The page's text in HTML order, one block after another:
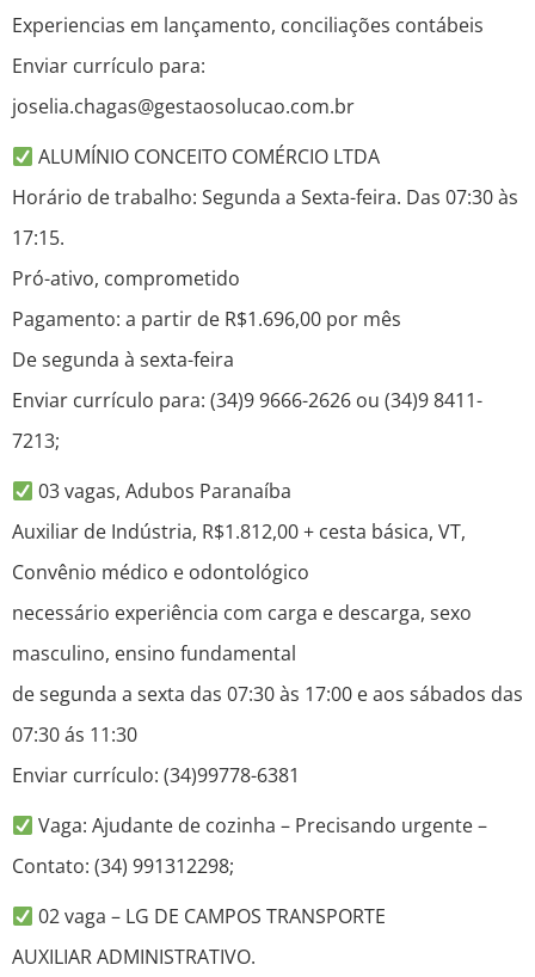
Experiencias em lançamento, conciliações contábeis
Enviar currículo para:
joselia.chagas@gestaosolucao.com.br
ALUMÍNIO CONCEITO COMÉRCIO LTDA
Horário de trabalho: Segunda a Sexta-feira. Das 07:30 às
17:15.
Pró-ativo, comprometido
Pagamento: a partir de R$1.696,00 por mês
De segunda à sexta-feira
Enviar currículo para: (34)9 9666-2626 ou (34)9 8411-
7213;
03 vagas, Adubos Paranaíba
Auxiliar de Indústria, R$1.812,00 + cesta básica, VT,
Convênio médico e odontológico
necessário experiência com carga e descarga, sexo
masculino, ensino fundamental
de segunda a sexta das 07:30 às 17:00 e aos sábados das
07:30 ás 11:30
Enviar currículo: (34)99778-6381
Vaga: Ajudante de cozinha – Precisando urgente –
Contato: (34) 991312298;
02 vaga – LG DE CAMPOS TRANSPORTE
AUXILIAR ADMINISTRATIVO.